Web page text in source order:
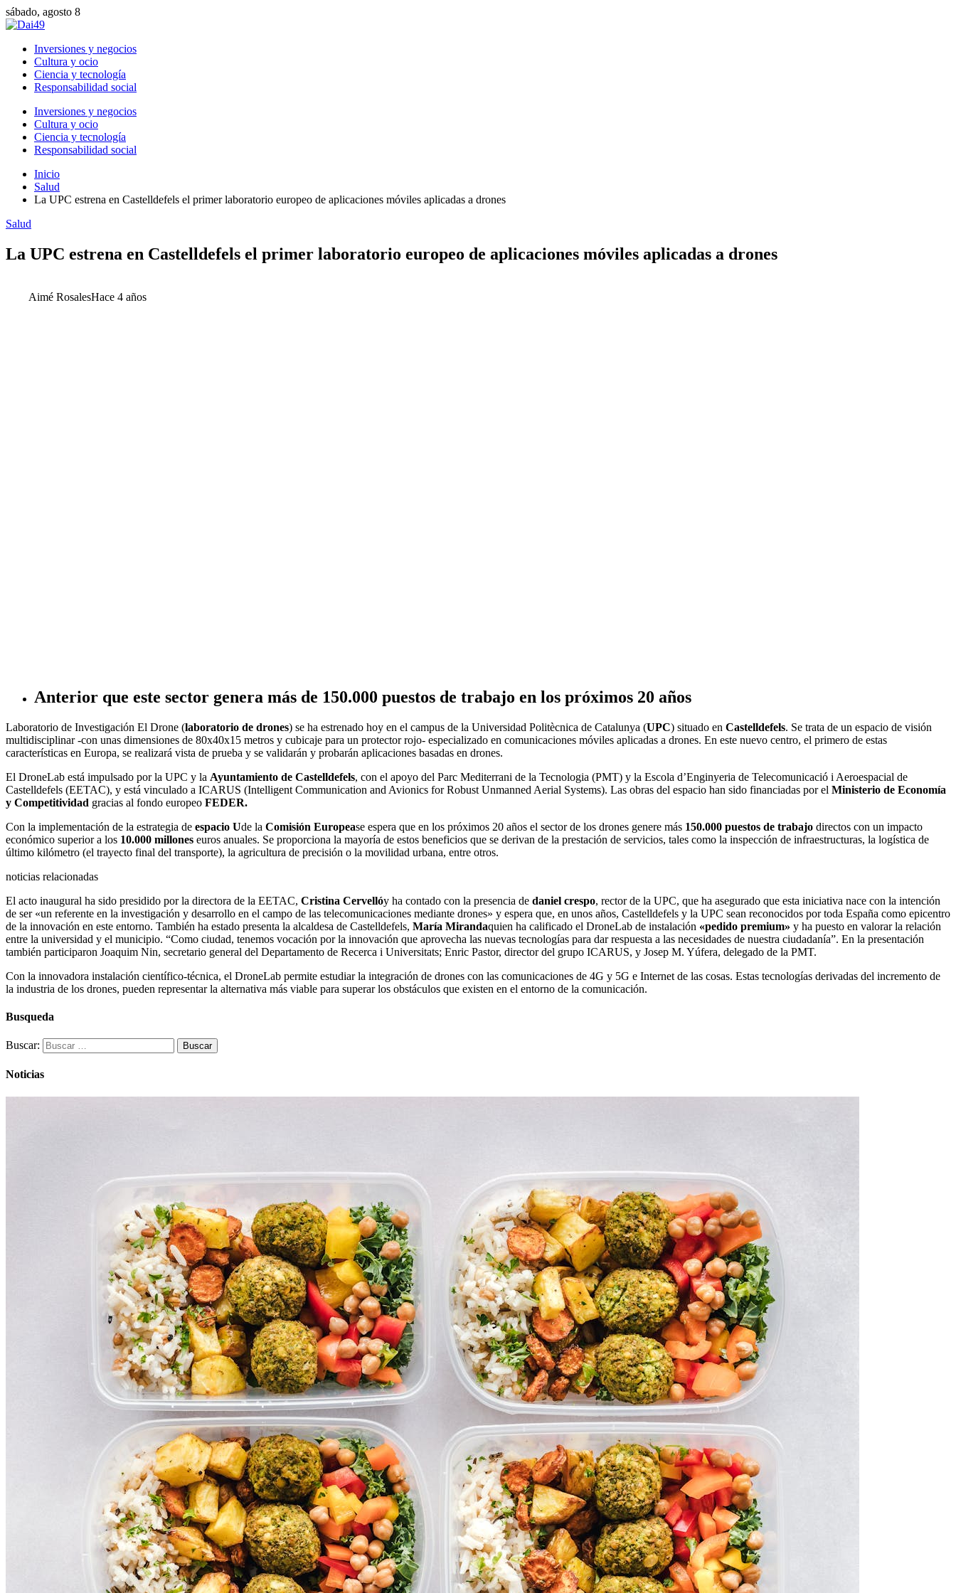
sábado, agosto 8
Inversiones y negocios
Cultura y ocio
Ciencia y tecnología
Responsabilidad social
Inversiones y negocios
Cultura y ocio
Ciencia y tecnología
Responsabilidad social
Inicio
Salud
La UPC estrena en Castelldefels el primer laboratorio europeo de aplicaciones móviles aplicadas a drones
Salud
La UPC estrena en Castelldefels el primer laboratorio europeo de aplicaciones móviles aplicadas a drones
Aimé RosalesHace 4 años
Anterior que este sector genera más de 150.000 puestos de trabajo en los próximos 20 años
Laboratorio de Investigación El Drone (laboratorio de drones) se ha estrenado hoy en el campus de la Universidad Politècnica de Catalunya (UPC) situado en Castelldefels. Se trata de un espacio de visión
multidisciplinar -con unas dimensiones de 80x40x15 metros y cubicaje para un protector rojo- especializado en comunicaciones móviles aplicadas a drones. En este nuevo centro, el primero de estas
características en Europa, se realizará vista de prueba y se validarán y probarán aplicaciones basadas en drones.
El DroneLab está impulsado por la UPC y la Ayuntamiento de Castelldefels, con el apoyo del Parc Mediterrani de la Tecnologia (PMT) y la Escola d’Enginyeria de Telecomunicació i Aeroespacial de
Castelldefels (EETAC), y está vinculado a ICARUS (Intelligent Communication and Avionics for Robust Unmanned Aerial Systems). Las obras del espacio han sido financiadas por el Ministerio de Economía
y Competitividad gracias al fondo europeo FEDER.
Con la implementación de la estrategia de espacio Ude la Comisión Europease espera que en los próximos 20 años el sector de los drones genere más 150.000 puestos de trabajo directos con un impacto
económico superior a los 10.000 millones euros anuales. Se proporciona la mayoría de estos beneficios que se derivan de la prestación de servicios, tales como la inspección de infraestructuras, la logística de
último kilómetro (el trayecto final del transporte), la agricultura de precisión o la movilidad urbana, entre otros.
noticias relacionadas
El acto inaugural ha sido presidido por la directora de la EETAC, Cristina Cervellóy ha contado con la presencia de daniel crespo, rector de la UPC, que ha asegurado que esta iniciativa nace con la intención
de ser «un referente en la investigación y desarrollo en el campo de las telecomunicaciones mediante drones» y espera que, en unos años, Castelldefels y la UPC sean reconocidos por toda España como epicentro
de la innovación en este entorno. También ha estado presenta la alcaldesa de Castelldefels, María Mirandaquien ha calificado el DroneLab de instalación «pedido premium» y ha puesto en valorar la relación
entre la universidad y el municipio. “Como ciudad, tenemos vocación por la innovación que aprovecha las nuevas tecnologías para dar respuesta a las necesidades de nuestra ciudadanía”. En la presentación
también participaron Joaquim Nin, secretario general del Departamento de Recerca i Universitats; Enric Pastor, director del grupo ICARUS, y Josep M. Yúfera, delegado de la PMT.
Con la innovadora instalación científico-técnica, el DroneLab permite estudiar la integración de drones con las comunicaciones de 4G y 5G e Internet de las cosas. Estas tecnologías derivadas del incremento de
la industria de los drones, pueden representar la alternativa más viable para superar los obstáculos que existen en el entorno de la comunicación.
Busqueda
Buscar:
Noticias